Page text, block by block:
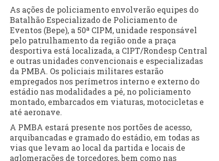
As ações de policiamento envolverão equipes do
Batalhão Especializado de Policiamento de
Eventos (Bepe), a 50ª CIPM, unidade responsável
pelo patrulhamento da região onde a praça
desportiva está localizada, a CIPT/Rondesp Central
e outras unidades convencionais e especializadas
da PMBA. Os policiais militares estarão
empregados nos perímetros interno e externo do
estádio nas modalidades a pé, no policiamento
montado, embarcados em viaturas, motocicletas e
até aeronave.
A PMBA estará presente nos portões de acesso,
arquibancadas e gramado do estádio, em todas as
vias que levam ao local da partida e locais de
aglomerações de torcedores, bem como nas